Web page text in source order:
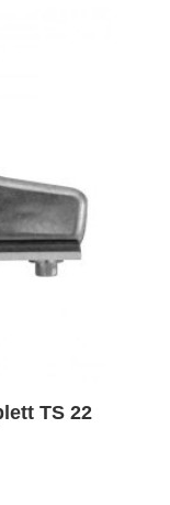
TS 22